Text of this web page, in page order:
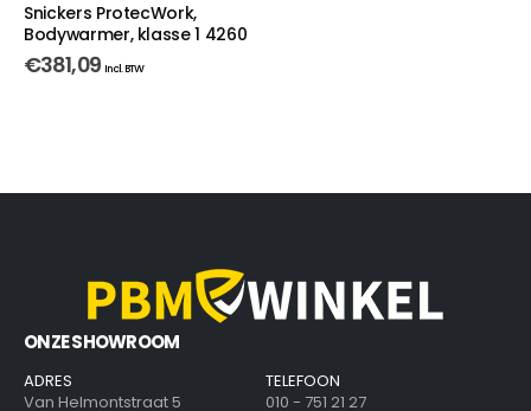
Snickers ProtecWork,
Bodywarmer, klasse 1 4260
€381,09 Incl. BTW
ONZE SHOWROOM
ADRES
Van Helmontstraat 5
TELEFOON
010 - 751 21 27